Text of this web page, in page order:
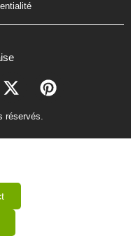
réservés.